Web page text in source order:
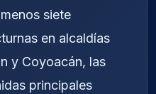
siete
en alcaldías
y Coyoacán, las
principales